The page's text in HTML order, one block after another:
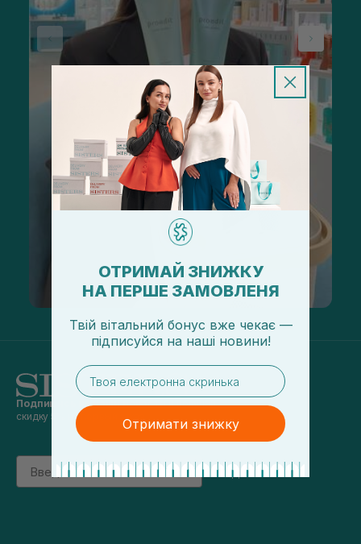
Подпишись на наши новостии получай
скидку 5% на первый заказ
Email
підписатись
ОТРИМАЙ ЗНИЖКУ
НА ПЕРШЕ ЗАМОВЛЕНЯ
Твій вітальний бонус вже чекає —
підписуйся на наші новини!
email
Отримати знижку